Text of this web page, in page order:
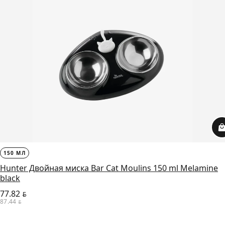
150 МЛ
Hunter Двойная миска Bar Cat Moulins 150 ml Melamine
black
77.82 BYN
87.44 BYN